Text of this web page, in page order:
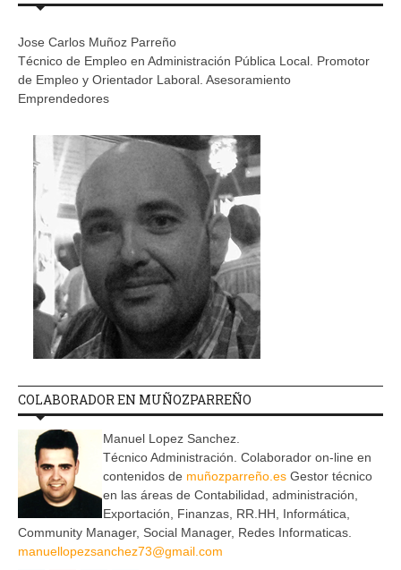
Jose Carlos Muñoz Parreño
Técnico de Empleo en Administración Pública Local. Promotor
de Empleo y Orientador Laboral. Asesoramiento
Emprendedores
COLABORADOR EN MUÑOZPARREÑO
Manuel Lopez Sanchez.
Técnico Administración. Colaborador on-line en
contenidos de muñozparreño.es Gestor técnico
en las áreas de Contabilidad, administración,
Exportación, Finanzas, RR.HH, Informática,
Community Manager, Social Manager, Redes Informaticas.
manuellopezsanchez73@gmail.com